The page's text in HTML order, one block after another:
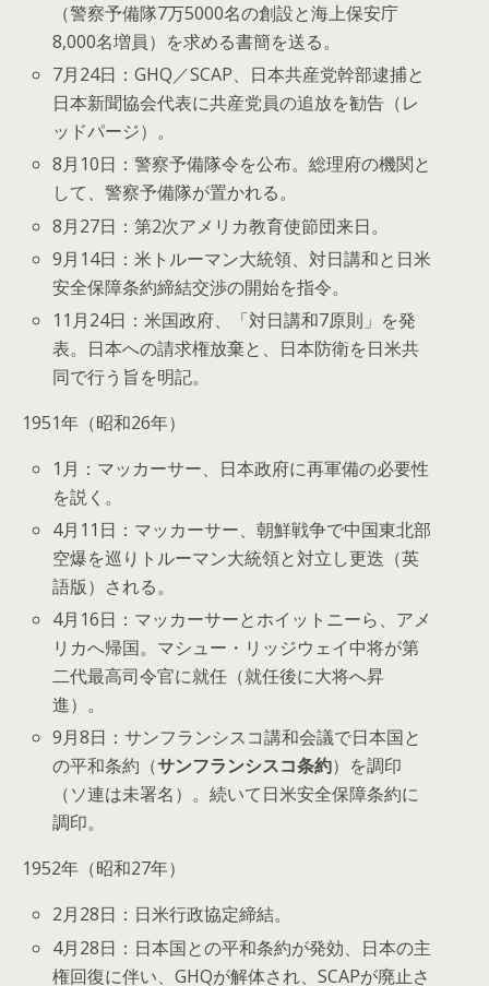
（警察予備隊7万5000名の創設と海上保安庁
8,000名増員）を求める書簡を送る。
7月24日：GHQ／SCAP、日本共産党幹部逮捕と
日本新聞協会代表に共産党員の追放を勧告（レ
ッドパージ）。
8月10日：警察予備隊令を公布。総理府の機関と
して、警察予備隊が置かれる。
8月27日：第2次アメリカ教育使節団来日。
9月14日：米トルーマン大統領、対日講和と日米
安全保障条約締結交渉の開始を指令。
11月24日：米国政府、「対日講和7原則」を発
表。日本への請求権放棄と、日本防衛を日米共
同で行う旨を明記。
1951年（昭和26年）
1月：マッカーサー、日本政府に再軍備の必要性
を説く。
4月11日：マッカーサー、朝鮮戦争で中国東北部
空爆を巡りトルーマン大統領と対立し更迭 （英
語版） される。
4月16日：マッカーサーとホイットニーら、アメ
リカへ帰国。マシュー・リッジウェイ中将が第
二代最高司令官に就任（就任後に大将へ昇
進）。
9月8日：サンフランシスコ講和会議で日本国と
の平和条約（サンフランシスコ条約）を調印
（ソ連は未署名）。続いて日米安全保障条約に
調印。
1952年（昭和27年）
2月28日：日米行政協定締結。
4月28日：日本国との平和条約が発効、日本の主
権回復に伴い、GHQが解体され、SCAPが廃止さ